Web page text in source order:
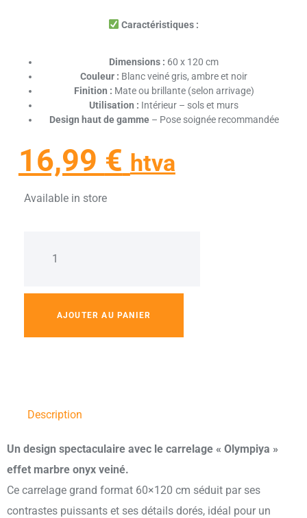
Caractéristiques :
Dimensions : 60 x 120 cm
Couleur : Blanc veiné gris, ambre et noir
Finition : Mate ou brillante (selon arrivage)
Utilisation : Intérieur – sols et murs
Design haut de gamme– Pose soignée recommandée
16,99 € htva
Available in store
AJOUTER AU PANIER
Description
Un design spectaculaire avec le carrelage « Olympiya »
effet marbre onyx veiné.
Ce carrelage grand format 60×120 cm séduit par ses
contrastes puissants et ses détails dorés, idéal pour un